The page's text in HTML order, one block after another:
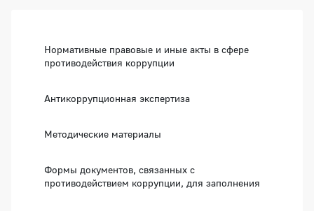
Нормативные правовые и иные акты в сфере
противодействия коррупции
Антикоррупционная экспертиза
Методические материалы
Формы документов, связанных с
противодействием коррупции, для заполнения